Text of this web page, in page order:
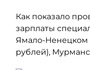
Как показало
зарплаты
Ямало-Ненецком
рублей),